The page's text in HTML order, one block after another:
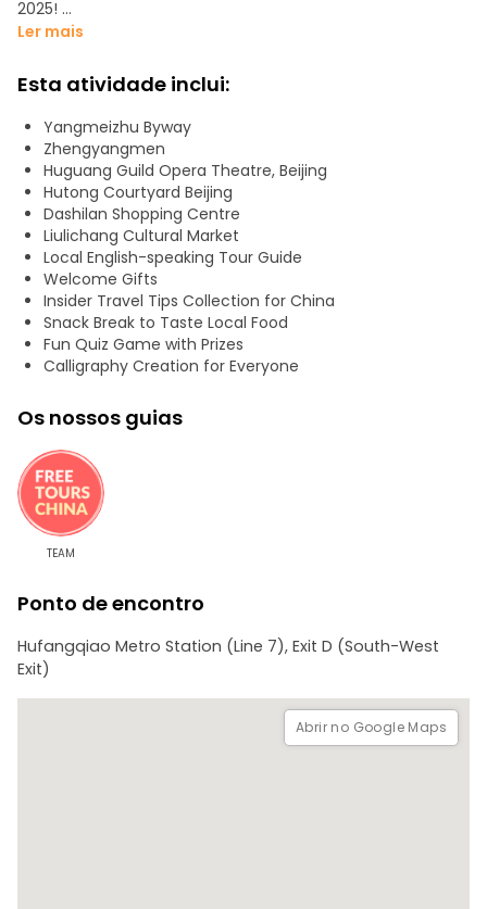
2025!
imperial da China. Em 3 horas, explore o centro histórico de
Pequim caminhando com os nossos contadores de
histórias locais pelo coração da cidade antiga: desde as
tranquilas ruelas hutong até às animadas ruas comerciais
com marcas tradicionais. Visite casas tradicionais com
pátio, ouça anedotas fascinantes e prove joias escondidas
da comida de rua, conhecidas apenas pelos locais!
Além disso, desfrute de uma paragem surpresa: crie a sua
própria obra de arte em caligrafia chinesa e leve-a para
casa como uma linda lembrança. Garantimos que sairá de
Pequim com memórias inesquecíveis, tanto nas mãos
como no coração!
DESTAQUES DO PASSEIO
· Estúdio de Arte com Pátio (Workshop gratuito de
· Yangmeizhu Hutong
· Pausa para lanche num mercado local
· Rua Comercial de Dashilar
· Passeio Pedonal de Qianmen
· Torre da Flecha do Portão Zhengyang
E muito mais!
Ler mais
Esta atividade inclui:
Yangmeizhu Byway
Zhengyangmen
Huguang Guild Opera Theatre, Beijing
Hutong Courtyard Beijing
Dashilan Shopping Centre
Liulichang Cultural Market
Local English-speaking Tour Guide
Welcome Gifts
Insider Travel Tips Collection for China
Snack Break to Taste Local Food
Fun Quiz Game with Prizes
Calligraphy Creation for Everyone
Os nossos guias
TEAM
Ponto de encontro
Hufangqiao Metro Station (Line 7), Exit D (South-West
Exit)
Abrir no Google Maps